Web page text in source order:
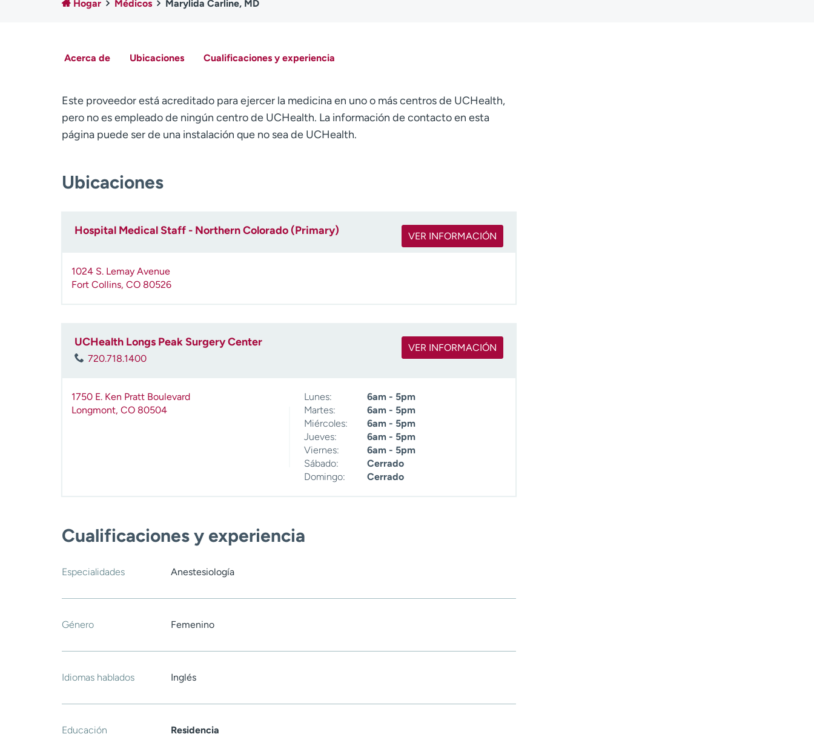
Hogar Médicos Marylida Carline, MD
Acerca de Ubicaciones Cualificaciones y experiencia
Este proveedor está acreditado para ejercer la medicina en uno o más centros de UCHealth,
pero no es empleado de ningún centro de UCHealth. La información de contacto en esta
página puede ser de una instalación que no sea de UCHealth.
Ubicaciones
Hospital Medical Staff - Northern Colorado (Primary) VER INFORMACIÓN
1024 S. Lemay Avenue
Fort Collins, CO 80526
UCHealth Longs Peak Surgery Center
720.718.1400
VER INFORMACIÓN
1750 E. Ken Pratt Boulevard
Longmont, CO 80504
Lunes:
6am - 5pm
Martes:
6am - 5pm
Miércoles:
6am - 5pm
Jueves:
6am - 5pm
Viernes:
6am - 5pm
Sábado:
Cerrado
Domingo:
Cerrado
Cualificaciones y experiencia
Especialidades Anestesiología
Género Femenino
Idiomas hablados Inglés
Educación
Residencia